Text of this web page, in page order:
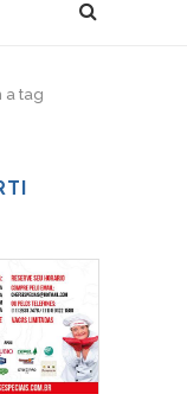
a tag